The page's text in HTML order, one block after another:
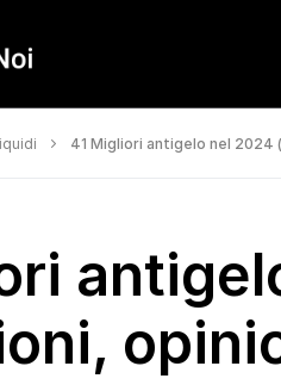
41 Migliori antigelo nel 2024